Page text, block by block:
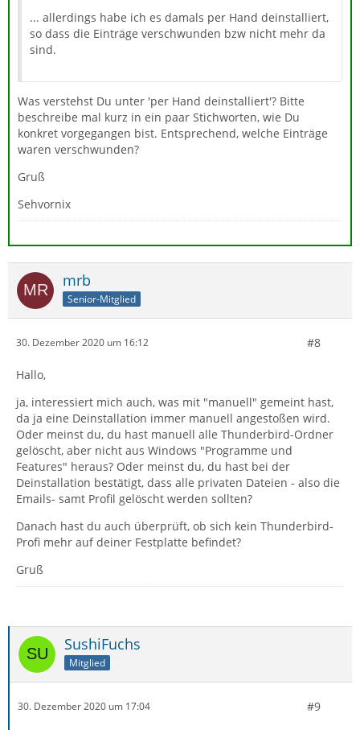
... allerdings habe ich es damals per Hand deinstalliert,
so dass die Einträge verschwunden bzw nicht mehr da
sind.
Was verstehst Du unter 'per Hand deinstalliert'? Bitte
beschreibe mal kurz in ein paar Stichworten, wie Du
konkret vorgegangen bist. Entsprechend, welche Einträge
waren verschwunden?
Gruß
Sehvornix
mrb
Senior-Mitglied
30. Dezember 2020 um 16:12 #8
Hallo,
ja, interessiert mich auch, was mit "manuell" gemeint hast,
da ja eine Deinstallation immer manuell angestoßen wird.
Oder meinst du, du hast manuell alle Thunderbird-Ordner
gelöscht, aber nicht aus Windows "Programme und
Features" heraus? Oder meinst du, du hast bei der
Deinstallation bestätigt, dass alle privaten Dateien - also die
Emails- samt Profil gelöscht werden sollten?
Danach hast du auch überprüft, ob sich kein Thunderbird-
Profi mehr auf deiner Festplatte befindet?
Gruß
SushiFuchs
Mitglied
30. Dezember 2020 um 17:04 #9